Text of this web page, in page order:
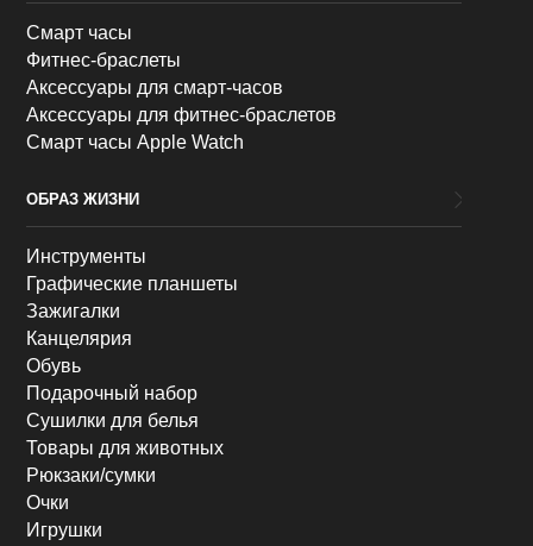
Смарт часы
Фитнес-браслеты
Аксессуары для смарт-часов
Аксессуары для фитнес-браслетов
Смарт часы Apple Watch
ОБРАЗ ЖИЗНИ
Инструменты
Графические планшеты
Зажигалки
Канцелярия
Обувь
Подарочный набор
Сушилки для белья
Товары для животных
Рюкзаки/сумки
Очки
Игрушки